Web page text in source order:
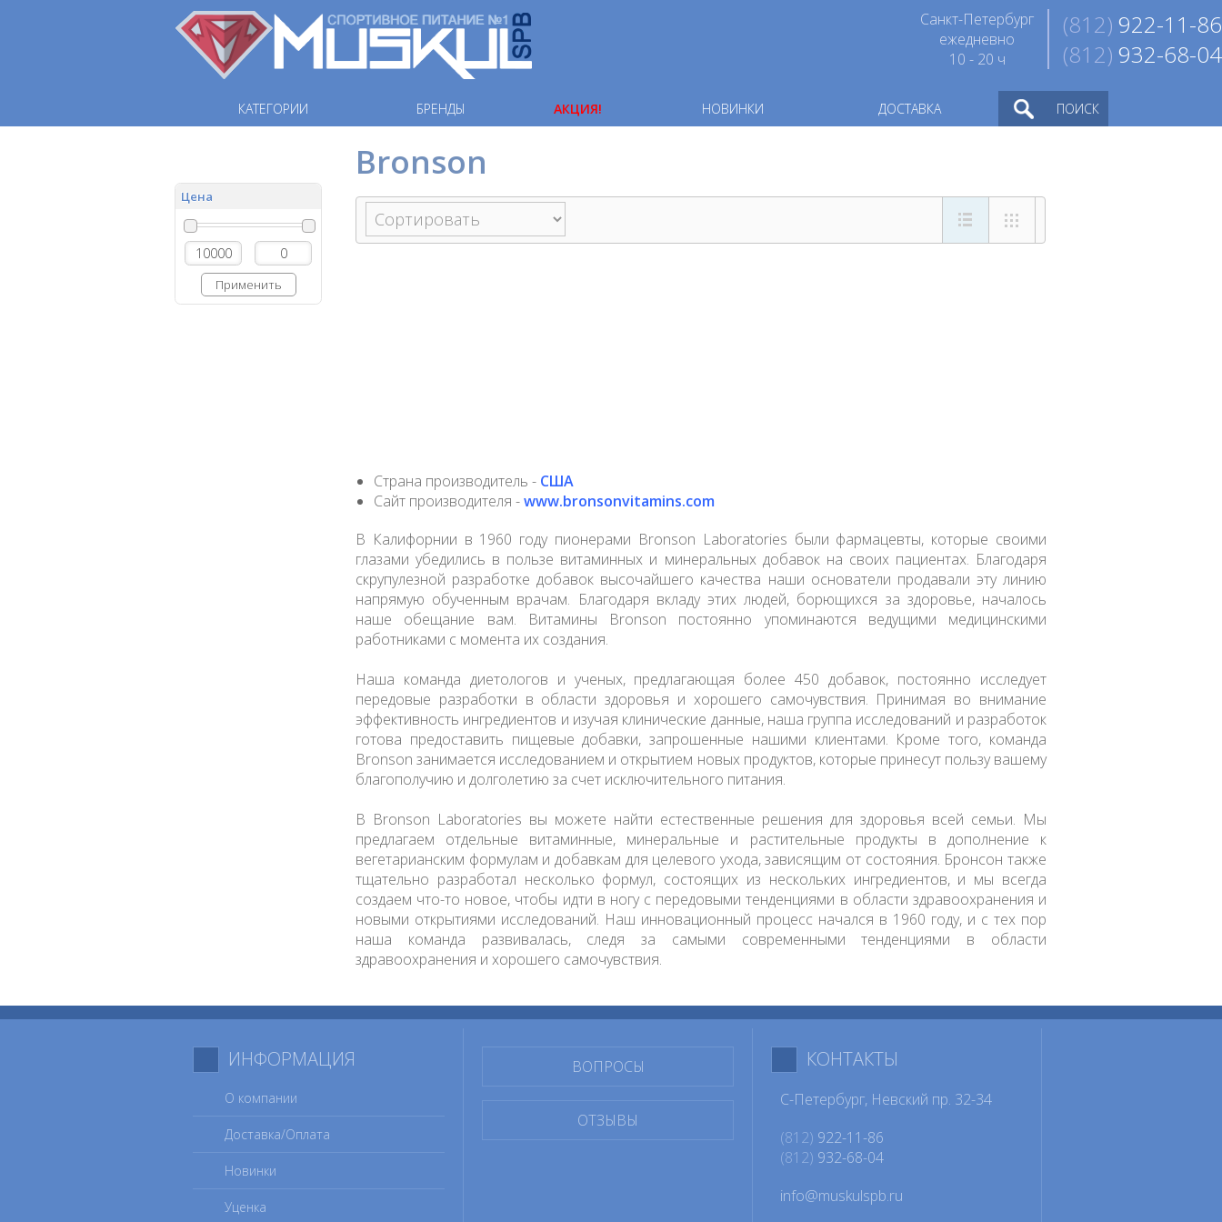
(812) 922-11-86
(812) 932-68-04
Санкт-Петербург
ежедневно
10 - 20 ч
КАТЕГОРИИ БРЕНДЫ АКЦИЯ! НОВИНКИ ДОСТАВКА ПОИСК
Цена
Применить
Bronson
Страна производитель - США
Сайт производителя -www.bronsonvitamins.com
В Калифорнии в 1960 году пионерами Bronson Laboratories были фармацевты, которые своими
глазами убедились в пользе витаминных и минеральных добавок на своих пациентах. Благодаря
скрупулезной разработке добавок высочайшего качества наши основатели продавали эту линию
напрямую обученным врачам. Благодаря вкладу этих людей, борющихся за здоровье, началось
наше обещание вам. Витамины Bronson постоянно упоминаются ведущими медицинскими
работниками с момента их создания.
Наша команда диетологов и ученых, предлагающая более 450 добавок, постоянно исследует
передовые разработки в области здоровья и хорошего самочувствия. Принимая во внимание
эффективность ингредиентов и изучая клинические данные, наша группа исследований и разработок
готова предоставить пищевые добавки, запрошенные нашими клиентами. Кроме того, команда
Bronson занимается исследованием и открытием новых продуктов, которые принесут пользу вашему
благополучию и долголетию за счет исключительного питания.
В Bronson Laboratories вы можете найти естественные решения для здоровья всей семьи. Мы
предлагаем отдельные витаминные, минеральные и растительные продукты в дополнение к
вегетарианским формулам и добавкам для целевого ухода, зависящим от состояния. Бронсон также
тщательно разработал несколько формул, состоящих из нескольких ингредиентов, и мы всегда
создаем что-то новое, чтобы идти в ногу с передовыми тенденциями в области здравоохранения и
новыми открытиями исследований. Наш инновационный процесс начался в 1960 году, и с тех пор
наша команда развивалась, следя за самыми современными тенденциями в области
здравоохранения и хорошего самочувствия.
ИНФОРМАЦИЯ
О компании
Доставка/Оплата
Новинки
Уценка
ВОПРОСЫ
ОТЗЫВЫ
КОНТАКТЫ
С-Петербург, Невский пр. 32-34
(812) 922-11-86
(812) 932-68-04
info@muskulspb.ru